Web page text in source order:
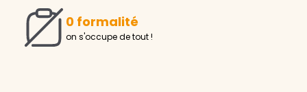
0 formalité
on s'occupe de tout !